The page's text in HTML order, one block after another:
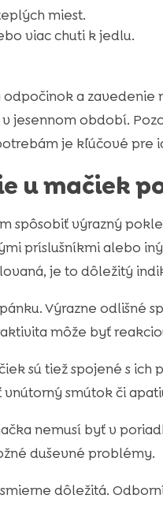
miest.
viac chuti k jedlu.
a zavedenie
jesennom období.
je kľúčové pre
u mačiek
spôsobiť výrazný
príslušníkmi alebo
je to dôležitý
Výrazne odlišné
môže byť
sú tiež spojené s
smútok či
nemusí byť v
duševné problémy.
dôležitá.